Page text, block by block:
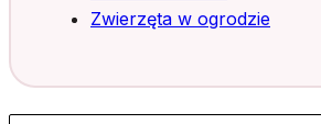
Zwierzęta w ogrodzie